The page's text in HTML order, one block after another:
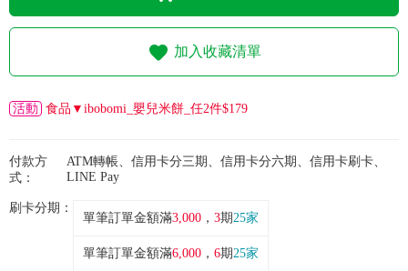
加入收藏清單
活動 食品▼ibobomi_嬰兒米餅_任2件$179
付款方
式：
ATM轉帳、信用卡分三期、信用卡分六期、信用卡刷卡、
LINE Pay
刷卡分期：
單筆訂單金額滿3,000 ， 3期25家
單筆訂單金額滿6,000 ， 6期25家